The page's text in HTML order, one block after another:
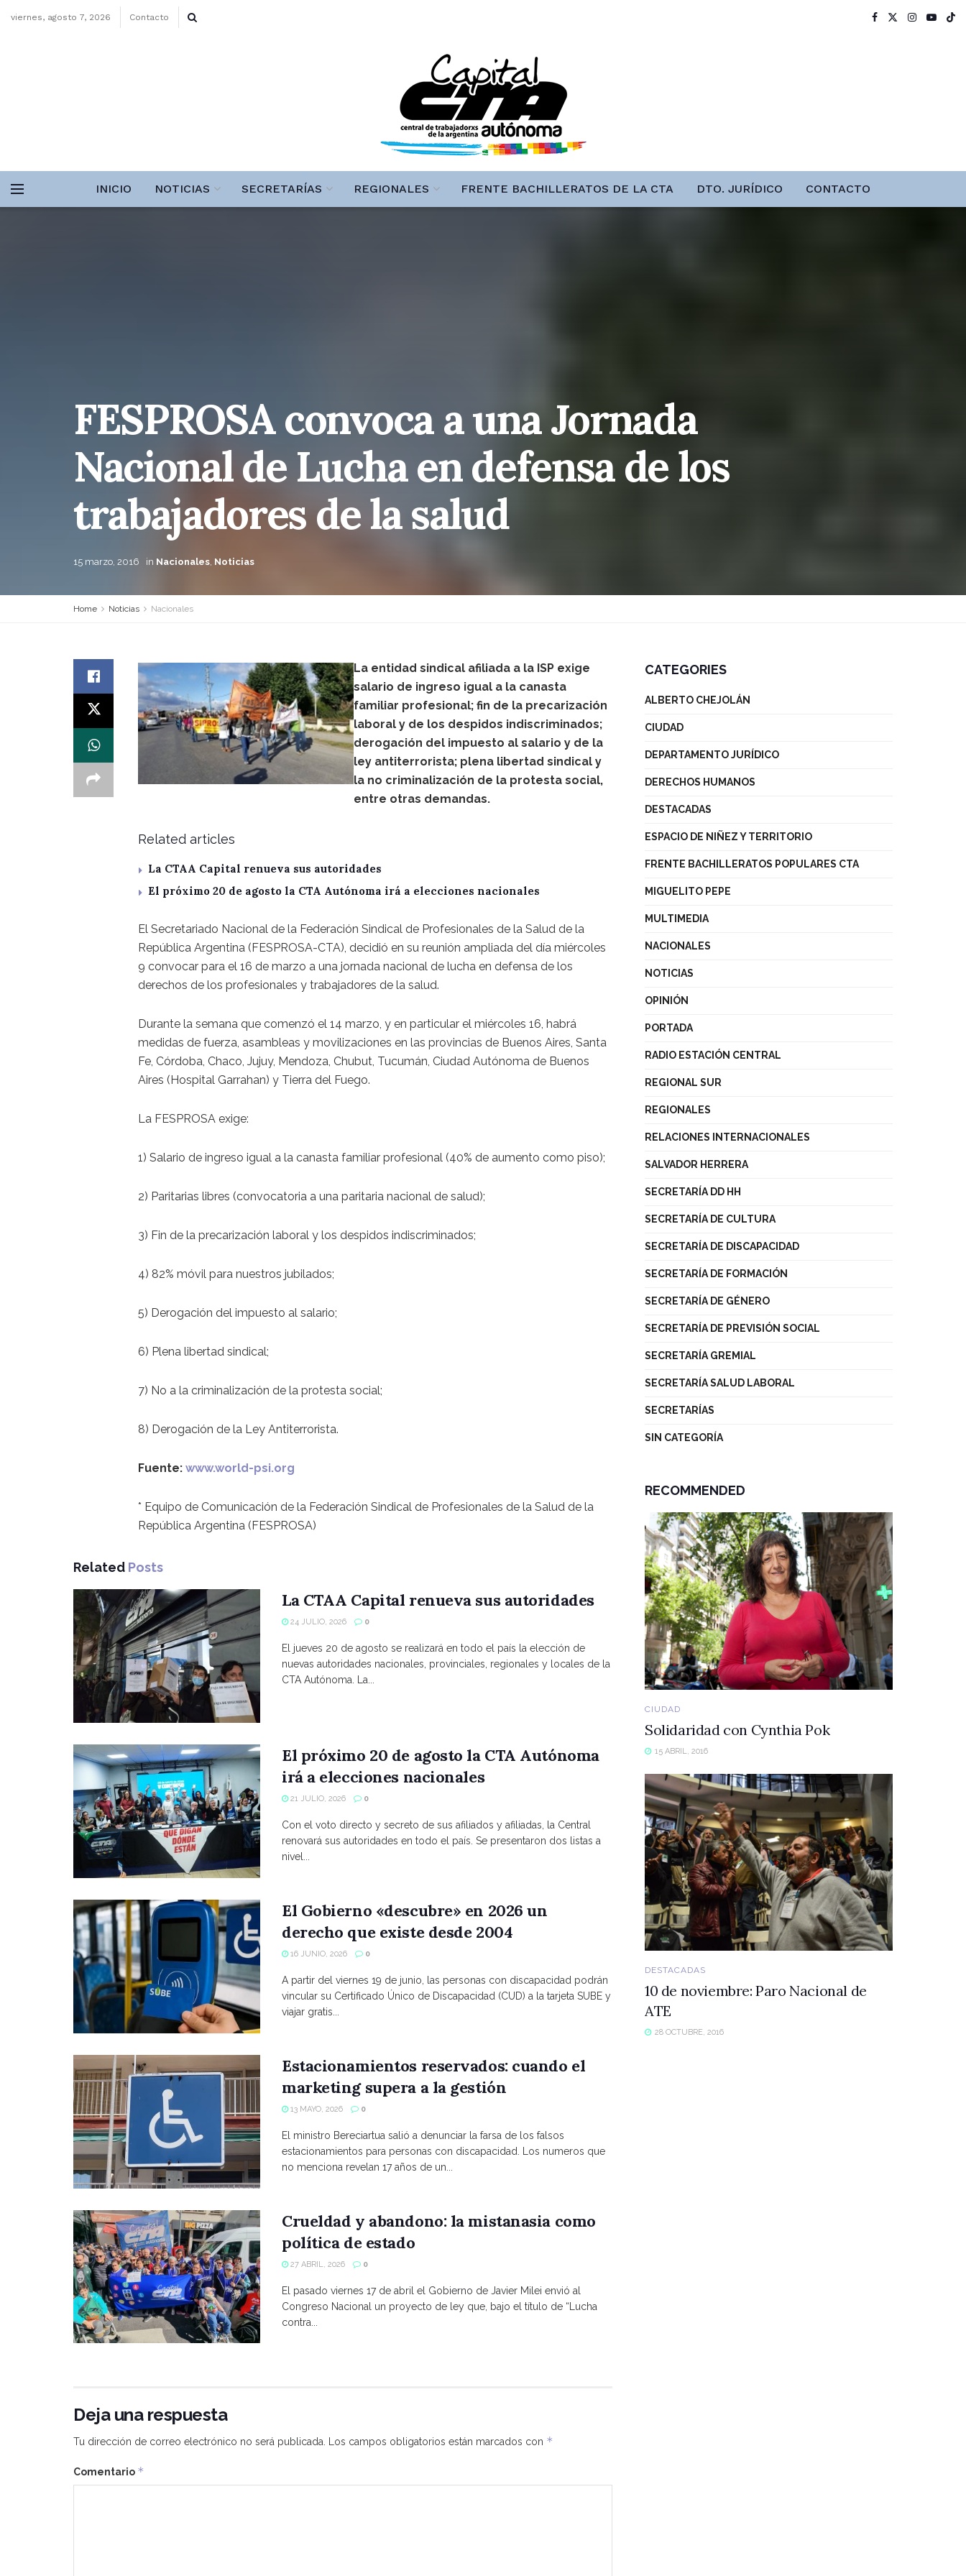
viernes, agosto 7, 2026 Contacto
INICIO NOTICIAS SECRETARÍAS REGIONALES FRENTE BACHILLERATOS DE LA CTA DTO. JURÍDICO CONTACTO
FESPROSA convoca a una Jornada
Nacional de Lucha en defensa de los
trabajadores de la salud
15 marzo, 2016 in Nacionales, Noticias
Home Noticias Nacionales
La entidad sindical afiliada a la ISP exige
salario de ingreso igual a la canasta
familiar profesional; fin de la precarización
laboral y de los despidos indiscriminados;
derogación del impuesto al salario y de la
ley antiterrorista; plena libertad sindical y
la no criminalización de la protesta social,
entre otras demandas.
Related articles
La CTAA Capital renueva sus autoridades
El próximo 20 de agosto la CTA Autónoma irá a elecciones nacionales
El Secretariado Nacional de la Federación Sindical de Profesionales de la Salud de la
República Argentina (FESPROSA-CTA), decidió en su reunión ampliada del día miércoles
9 convocar para el 16 de marzo a una jornada nacional de lucha en defensa de los
derechos de los profesionales y trabajadores de la salud.
Durante la semana que comenzó el 14 marzo, y en particular el miércoles 16, habrá
medidas de fuerza, asambleas y movilizaciones en las provincias de Buenos Aires, Santa
Fe, Córdoba, Chaco, Jujuy, Mendoza, Chubut, Tucumán, Ciudad Autónoma de Buenos
Aires (Hospital Garrahan) y Tierra del Fuego.
La FESPROSA exige:
1) Salario de ingreso igual a la canasta familiar profesional (40% de aumento como piso);
2) Paritarias libres (convocatoria a una paritaria nacional de salud);
3) Fin de la precarización laboral y los despidos indiscriminados;
4) 82% móvil para nuestros jubilados;
5) Derogación del impuesto al salario;
6) Plena libertad sindical;
7) No a la criminalización de la protesta social;
8) Derogación de la Ley Antiterrorista.
Fuente: www.world-psi.org
* Equipo de Comunicación de la Federación Sindical de Profesionales de la Salud de la
República Argentina (FESPROSA)
Related Posts
La CTAA Capital renueva sus autoridades
24 JULIO, 2026 0
El jueves 20 de agosto se realizará en todo el país la elección de
nuevas autoridades nacionales, provinciales, regionales y locales de la
CTA Autónoma. La...
El próximo 20 de agosto la CTA Autónoma
irá a elecciones nacionales
21 JULIO, 2026 0
Con el voto directo y secreto de sus afiliados y afiliadas, la Central
renovará sus autoridades en todo el país. Se presentaron dos listas a
nivel...
El Gobierno «descubre» en 2026 un
derecho que existe desde 2004
16 JUNIO, 2026 0
A partir del viernes 19 de junio, las personas con discapacidad podrán
vincular su Certificado Único de Discapacidad (CUD) a la tarjeta SUBE y
viajar gratis...
Estacionamientos reservados: cuando el
marketing supera a la gestión
13 MAYO, 2026 0
El ministro Bereciartua salió a denunciar la farsa de los falsos
estacionamientos para personas con discapacidad. Los numeros que
no menciona revelan 17 años de un...
Crueldad y abandono: la mistanasia como
política de estado
27 ABRIL, 2026 0
El pasado viernes 17 de abril el Gobierno de Javier Milei envió al
Congreso Nacional un proyecto de ley que, bajo el título de “Lucha
contra...
Deja una respuesta
Tu dirección de correo electrónico no será publicada. Los campos obligatorios están marcados con *
Comentario *
CATEGORIES
ALBERTO CHEJOLÁN
CIUDAD
DEPARTAMENTO JURÍDICO
DERECHOS HUMANOS
DESTACADAS
ESPACIO DE NIÑEZ Y TERRITORIO
FRENTE BACHILLERATOS POPULARES CTA
MIGUELITO PEPE
MULTIMEDIA
NACIONALES
NOTICIAS
OPINIÓN
PORTADA
RADIO ESTACIÓN CENTRAL
REGIONAL SUR
REGIONALES
RELACIONES INTERNACIONALES
SALVADOR HERRERA
SECRETARÍA DD HH
SECRETARÍA DE CULTURA
SECRETARÍA DE DISCAPACIDAD
SECRETARÍA DE FORMACIÓN
SECRETARÍA DE GÉNERO
SECRETARÍA DE PREVISIÓN SOCIAL
SECRETARÍA GREMIAL
SECRETARÍA SALUD LABORAL
SECRETARÍAS
SIN CATEGORÍA
RECOMMENDED
CIUDAD
Solidaridad con Cynthia Pok
15 ABRIL, 2016
DESTACADAS
10 de noviembre: Paro Nacional de
ATE
28 OCTUBRE, 2016